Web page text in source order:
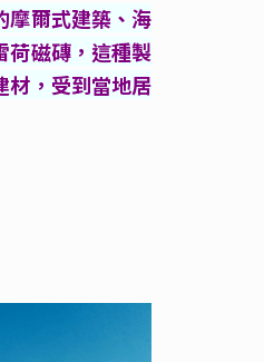
摩爾式建築、海
荷磁磚，這種製
材，受到當地居